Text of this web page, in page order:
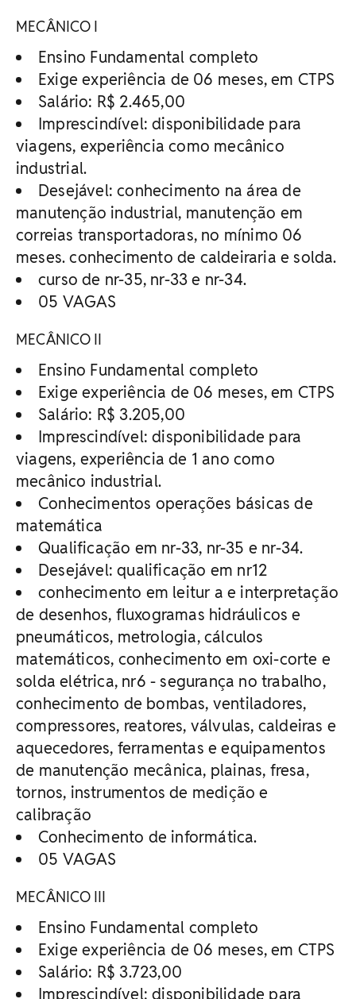
MECÂNICO I
Ensino Fundamental completo
Exige experiência de 06 meses, em CTPS
Salário: R$ 2.465,00
Imprescindível: disponibilidade para
viagens, experiência como mecânico
industrial.
Desejável: conhecimento na área de
manutenção industrial, manutenção em
correias transportadoras, no mínimo 06
meses. conhecimento de caldeiraria e solda.
curso de nr-35, nr-33 e nr-34.
05 VAGAS
MECÂNICO II
Ensino Fundamental completo
Exige experiência de 06 meses, em CTPS
Salário: R$ 3.205,00
Imprescindível: disponibilidade para
viagens, experiência de 1 ano como
mecânico industrial.
Conhecimentos operações básicas de
matemática
Qualificação em nr-33, nr-35 e nr-34.
Desejável: qualificação em nr12
conhecimento em leitur a e interpretação
de desenhos, fluxogramas hidráulicos e
pneumáticos, metrologia, cálculos
matemáticos, conhecimento em oxi-corte e
solda elétrica, nr6 - segurança no trabalho,
conhecimento de bombas, ventiladores,
compressores, reatores, válvulas, caldeiras e
aquecedores, ferramentas e equipamentos
de manutenção mecânica, plainas, fresa,
tornos, instrumentos de medição e
calibração
Conhecimento de informática.
05 VAGAS
MECÂNICO III
Ensino Fundamental completo
Exige experiência de 06 meses, em CTPS
Salário: R$ 3.723,00
Imprescindível: disponibilidade para